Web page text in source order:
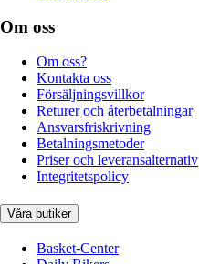
Om oss
Om oss?
Kontakta oss
Försäljningsvillkor
Returer och återbetalningar
Ansvarsfriskrivning
Betalningsmetoder
Priser och leveransalternativ
Integritetspolicy
Våra butiker
Basket-Center